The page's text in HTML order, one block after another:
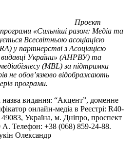
Проєкт
«Сильніші разом: Медіа та
Всесвітньою асоціацією
у партнерстві з Асоціацією
видавці України» (АНРВУ) та
(MBL) за підтримки
не обов’язково відображають
програми.
назва видання: “Акцент”, доменне
онлайн-медіа в Реєстрі: R40-
Україна, м. Дніпро, проспект
Телефон: +38 (068) 859-24-88.
Олександр